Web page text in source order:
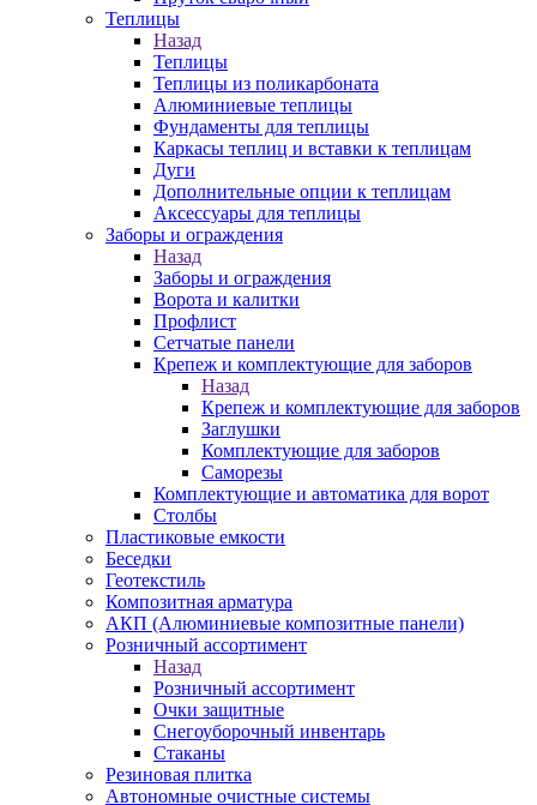
Теплицы
Назад
Теплицы
Теплицы из поликарбоната
Алюминиевые теплицы
Фундаменты для теплицы
Каркасы теплиц и вставки к теплицам
Дуги
Дополнительные опции к теплицам
Аксессуары для теплицы
Заборы и ограждения
Назад
Заборы и ограждения
Ворота и калитки
Профлист
Сетчатые панели
Крепеж и комплектующие для заборов
Назад
Крепеж и комплектующие для заборов
Заглушки
Комплектующие для заборов
Саморезы
Комплектующие и автоматика для ворот
Столбы
Пластиковые емкости
Беседки
Геотекстиль
Композитная арматура
АКП (Алюминиевые композитные панели)
Розничный ассортимент
Назад
Розничный ассортимент
Очки защитные
Снегоуборочный инвентарь
Стаканы
Резиновая плитка
Автономные очистные системы